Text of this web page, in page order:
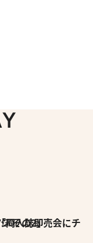
会にチャレンジ その2」